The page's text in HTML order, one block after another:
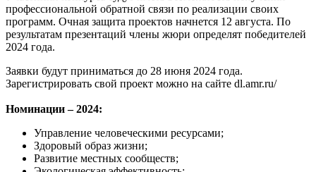
профессиональной обратной связи по реализации своих
программ. Очная защита проектов начнется 12 августа. По
результатам презентаций члены жюри определят победителей
2024 года.
Заявки будут приниматься до 28 июня 2024 года.
Зарегистрировать свой проект можно на сайте dl.amr.ru/
Номинации– 2024:
Управление человеческими ресурсами;
Здоровый образ жизни;
Развитие местных сообществ;